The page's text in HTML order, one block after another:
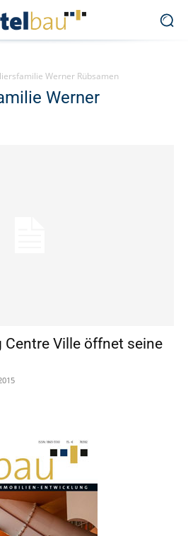
Werner Rübsamen
Werner
Centre Ville öffnet seine